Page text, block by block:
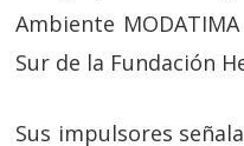
Ambiente
Sur de la Fundación
Sus impulsores